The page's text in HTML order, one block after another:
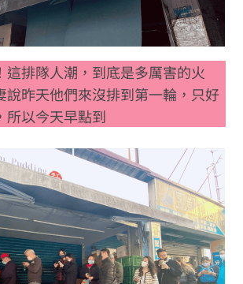
這排隊人潮，到底是多厲害的火
說昨天他們來沒排到第一輪，只好
所以今天早點到